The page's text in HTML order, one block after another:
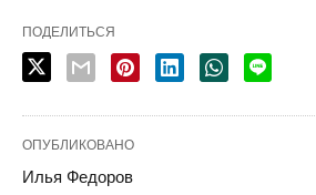
ПОДЕЛИТЬСЯ
ОПУБЛИКОВАНО
Илья Федоров